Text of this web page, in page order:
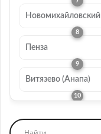
Новомихайловский
Пенза
Витязево (Анапа)